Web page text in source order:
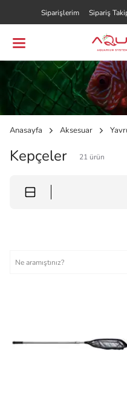
Siparişlerim Sipariş
Anasayfa Aksesuar
Kepçeler 21 ürün